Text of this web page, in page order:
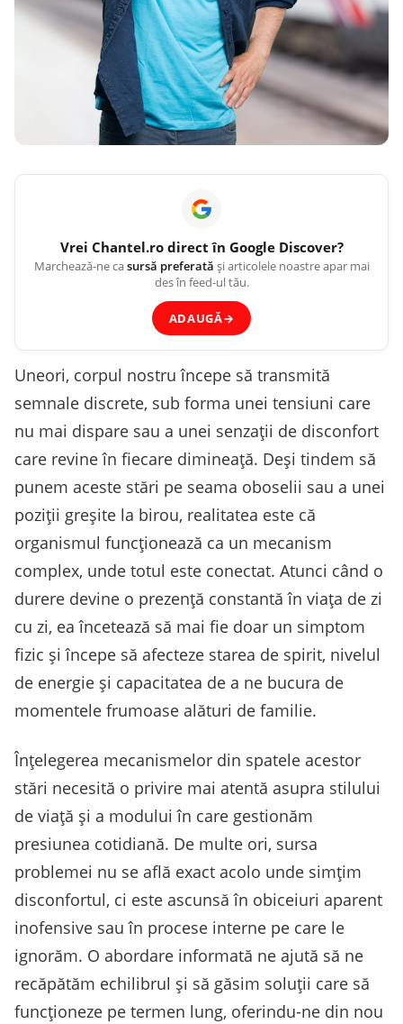
Vrei Chantel.rodirect în Google Discover?
Marchează-ne casursă preferată și articolele noastre apar mai
des în feed-ul tău.
ADAUGĂ→
Uneori, corpul nostru începe să transmită
semnale discrete, sub forma unei tensiuni care
nu mai dispare sau a unei senzații de disconfort
care revine în fiecare dimineață. Deși tindem să
punem aceste stări pe seama oboselii sau a unei
poziții greșite la birou, realitatea este că
organismul funcționează ca un mecanism
complex, unde totul este conectat. Atunci când o
durere devine o prezență constantă în viața de zi
cu zi, ea încetează să mai fie doar un simptom
fizic și începe să afecteze starea de spirit, nivelul
de energie și capacitatea de a ne bucura de
momentele frumoase alături de familie.
Înțelegerea mecanismelor din spatele acestor
stări necesită o privire mai atentă asupra stilului
de viață și a modului în care gestionăm
presiunea cotidiană. De multe ori, sursa
problemei nu se află exact acolo unde simțim
disconfortul, ci este ascunsă în obiceiuri aparent
inofensive sau în procese interne pe care le
ignorăm. O abordare informată ne ajută să ne
recăpătăm echilibrul și să găsim soluții care să
funcționeze pe termen lung, oferindu-ne din nou